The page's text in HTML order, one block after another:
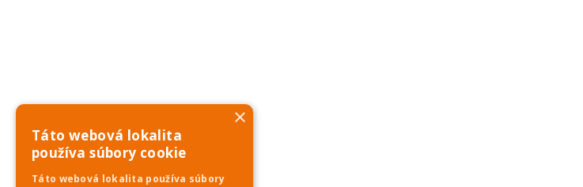
×
Táto webová lokalita
používa súbory cookie
Táto webová lokalita používa súbory